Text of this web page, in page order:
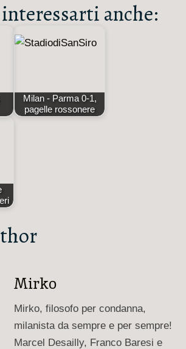
anche:
Milan - Parma 0-1,
pagelle rossonere
Mirko
Mirko, filosofo per condanna,
milanista da sempre e per sempre!
Marcel Desailly, Franco Baresi e